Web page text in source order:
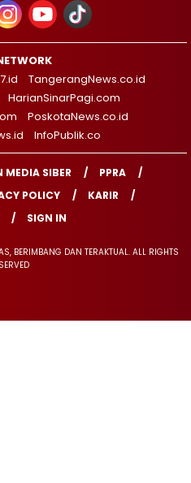
TangerangNews.co.id
HarianSinarPagi.com
PoskotaNews.co.id
InfoPublik.co
MEDIA SIBER
PPRA
POLICY
KARIR
SIGN IN
BERIMBANG DAN TERAKTUAL. ALL RIGHTS